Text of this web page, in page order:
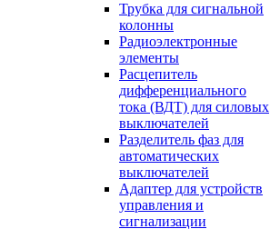
Трубка для сигнальной
колонны
Радиоэлектронные
элементы
Расцепитель
дифференциального
тока (ВДТ) для силовых
выключателей
Разделитель фаз для
автоматических
выключателей
Адаптер для устройств
управления и
сигнализации